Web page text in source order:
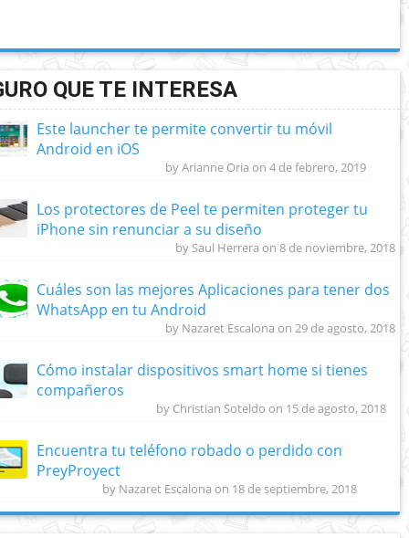
QUE TE INTERESA
Este launcher te permite convertir tu móvil
Android en iOS
by Arianne Oria on 4 de febrero, 2019
Los protectores de Peel te permiten proteger tu
iPhone sin renunciar a su diseño
by Saul Herrera on 8 de noviembre, 2018
Cuáles son las mejores Aplicaciones para tener dos
WhatsApp en tu Android
by Nazaret Escalona on 29 de agosto, 2018
Cómo instalar dispositivos smart home si tienes
compañeros
by Christian Soteldo on 15 de agosto, 2018
Encuentra tu teléfono robado o perdido con
PreyProyect
by Nazaret Escalona on 18 de septiembre, 2018